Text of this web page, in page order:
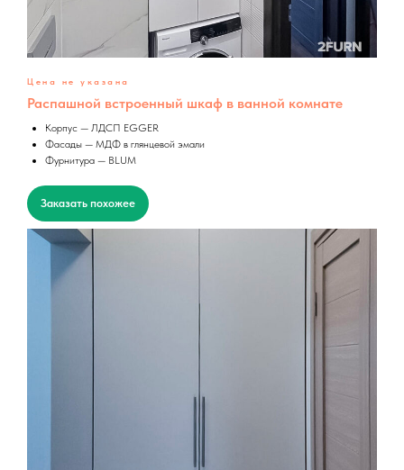
Цена не указана
Распашной встроенный шкаф в ванной комнате
Корпус — ЛДСП EGGER
Фасады — МДФ в глянцевой эмали
Фурнитура — BLUM
Заказать похожее